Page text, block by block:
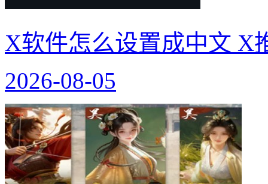
X软件怎么设置成中文 X
2026-08-05